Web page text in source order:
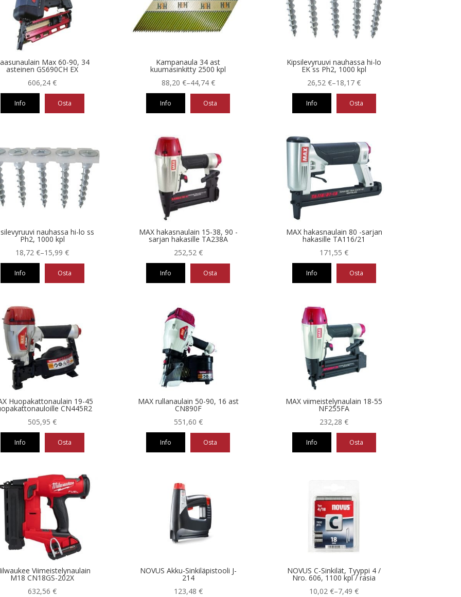
Max 60-90, 34
asteinen GS690CH EX
606,24€
Info Osta
Kampanaula 34 ast
kuumasinkitty 2500 kpl
44,74 €
–
88,20 €Hintaluokka:
44,74 €
Info Osta
useampi
muunnelma.
Kipsilevyruuvi nauhassa hi-lo
EK ss Ph2, 1000 kpl
18,17€
–
26,52€Hintaluokka:
18,17 €
Info Osta
useampi
muunnelma.
Voit
tehdä
valinnat
tuotteen
nauhassa hi-lo ss
Ph2, 1000 kpl
15,99€
–
18,72€Hintaluokka:
15,99 €
Info Osta
MAX hakasnaulain 15-38, 90 -
sarjan hakasille TA238A
252,52 €
Info Osta
MAX hakasnaulain 80 -sarjan
hakasille TA116/21
171,55€
Info Osta
Huopakattonaulain 19-45
CN445R2
505,95€
Info Osta
MAX rullanaulain 50-90, 16 ast
CN890F
551,60 €
Info Osta
MAX viimeistelynaulain 18-55
NF255FA
232,28€
Info Osta
Viimeistelynaulain
M18 CN18GS-202X
632,56€
NOVUS Akku-Sinkiläpistooli J-
214
123,48 €
NOVUS C-Sinkilät, Tyyppi 4 /
Nro. 606, 1100 kpl / rasia
7,49€
–
10,02€Hintaluokka: